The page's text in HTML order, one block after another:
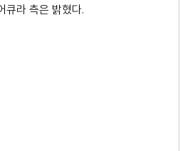
큐라 측은 밝혔다.